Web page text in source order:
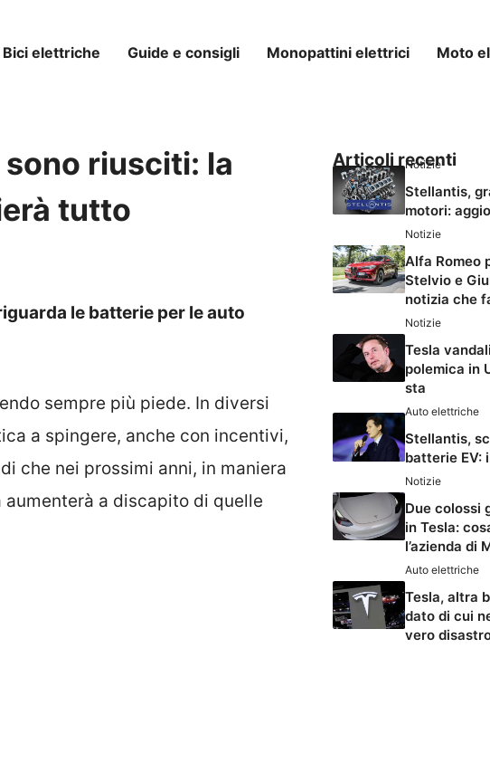
Bici elettriche Guide e consigli Monopattini elettrici Moto
riusciti: la
tutto
le batterie per le auto
sempre più piede. In diversi
a spingere, anche con incentivi,
che nei prossimi anni, in maniera
a discapito di quelle
Articoli recenti
Notizie
Stellantis,
motori:
Notizie
Alfa Romeo
Stelvio e
notizia che
Notizie
Tesla
polemica in
sta
Auto elettriche
Stellantis,
batterie EV:
Notizie
Due colossi
in Tesla:
l’azienda di
Auto elettriche
Tesla, altra
dato di cui
vero